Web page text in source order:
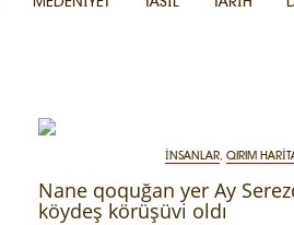
İNSANLAR, QIRIM
Nane qoquğan yer Ay
köydeş körüşüvi oldı